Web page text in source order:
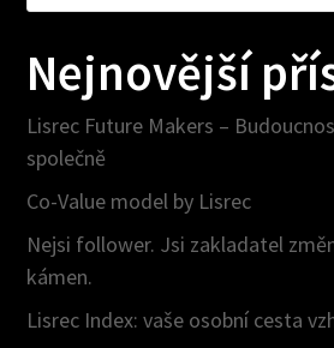
Nejnovější
Lisrec Future Makers –
společně
Co-Value model by Lisrec
Nejsi follower. Jsi zakladatel
kámen.
Lisrec Index: vaše osobní cesta